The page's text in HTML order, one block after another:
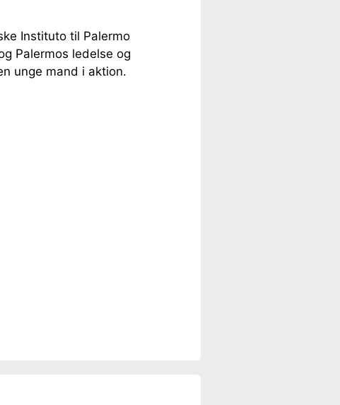
Instituto til Palermo
Palermos ledelse og
unge mand i aktion.